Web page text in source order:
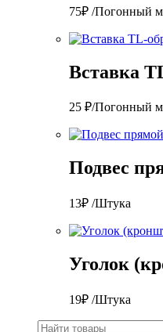
75₽ /Погонный
Вставка
25 ₽/Погонный
Подвес
13₽ /Штука
Уголок
19₽ /Штука